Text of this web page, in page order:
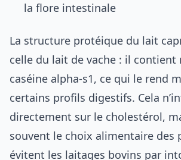
la flore intestinale
La structure protéique du lait
celle du lait de vache : il contient
caséine alpha-s1, ce qui le rend
certains profils digestifs. Cela
directement sur le cholestérol,
souvent le choix alimentaire des
évitent les laitages bovins par